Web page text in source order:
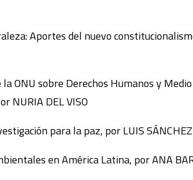
Aportes del nuevo
ONU sobre Derechos Humanos y
NURIA DEL VISO
para la paz, por LUIS SÁNCHEZ
en América Latina, por ANA